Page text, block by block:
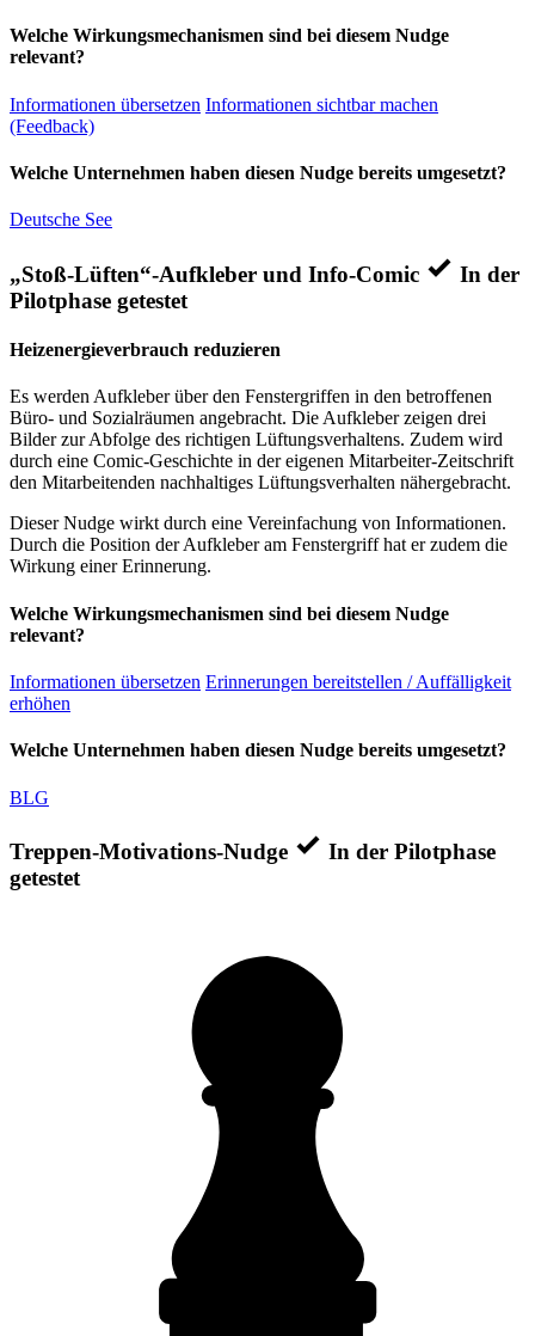
Welche Wirkungsmechanismen sind bei diesem Nudge
relevant?
Informationen übersetzen Informationen sichtbar machen
(Feedback)
Welche Unternehmen haben diesen Nudge bereits umgesetzt?
Deutsche See
„Stoß-Lüften“-Aufkleber und Info-Comic
In der
Pilotphase getestet
Heizenergieverbrauch reduzieren
Es werden Aufkleber über den Fenstergriffen in den betroffenen
Büro- und Sozialräumen angebracht. Die Aufkleber zeigen drei
Bilder zur Abfolge des richtigen Lüftungsverhaltens. Zudem wird
durch eine Comic-Geschichte in der eigenen Mitarbeiter-Zeitschrift
den Mitarbeitenden nachhaltiges Lüftungsverhalten nähergebracht.
Dieser Nudge wirkt durch eine Vereinfachung von Informationen.
Durch die Position der Aufkleber am Fenstergriff hat er zudem die
Wirkung einer Erinnerung.
Welche Wirkungsmechanismen sind bei diesem Nudge
relevant?
Informationen übersetzen Erinnerungen bereitstellen / Auffälligkeit
erhöhen
Welche Unternehmen haben diesen Nudge bereits umgesetzt?
BLG
Treppen-Motivations-Nudge
In der Pilotphase
getestet